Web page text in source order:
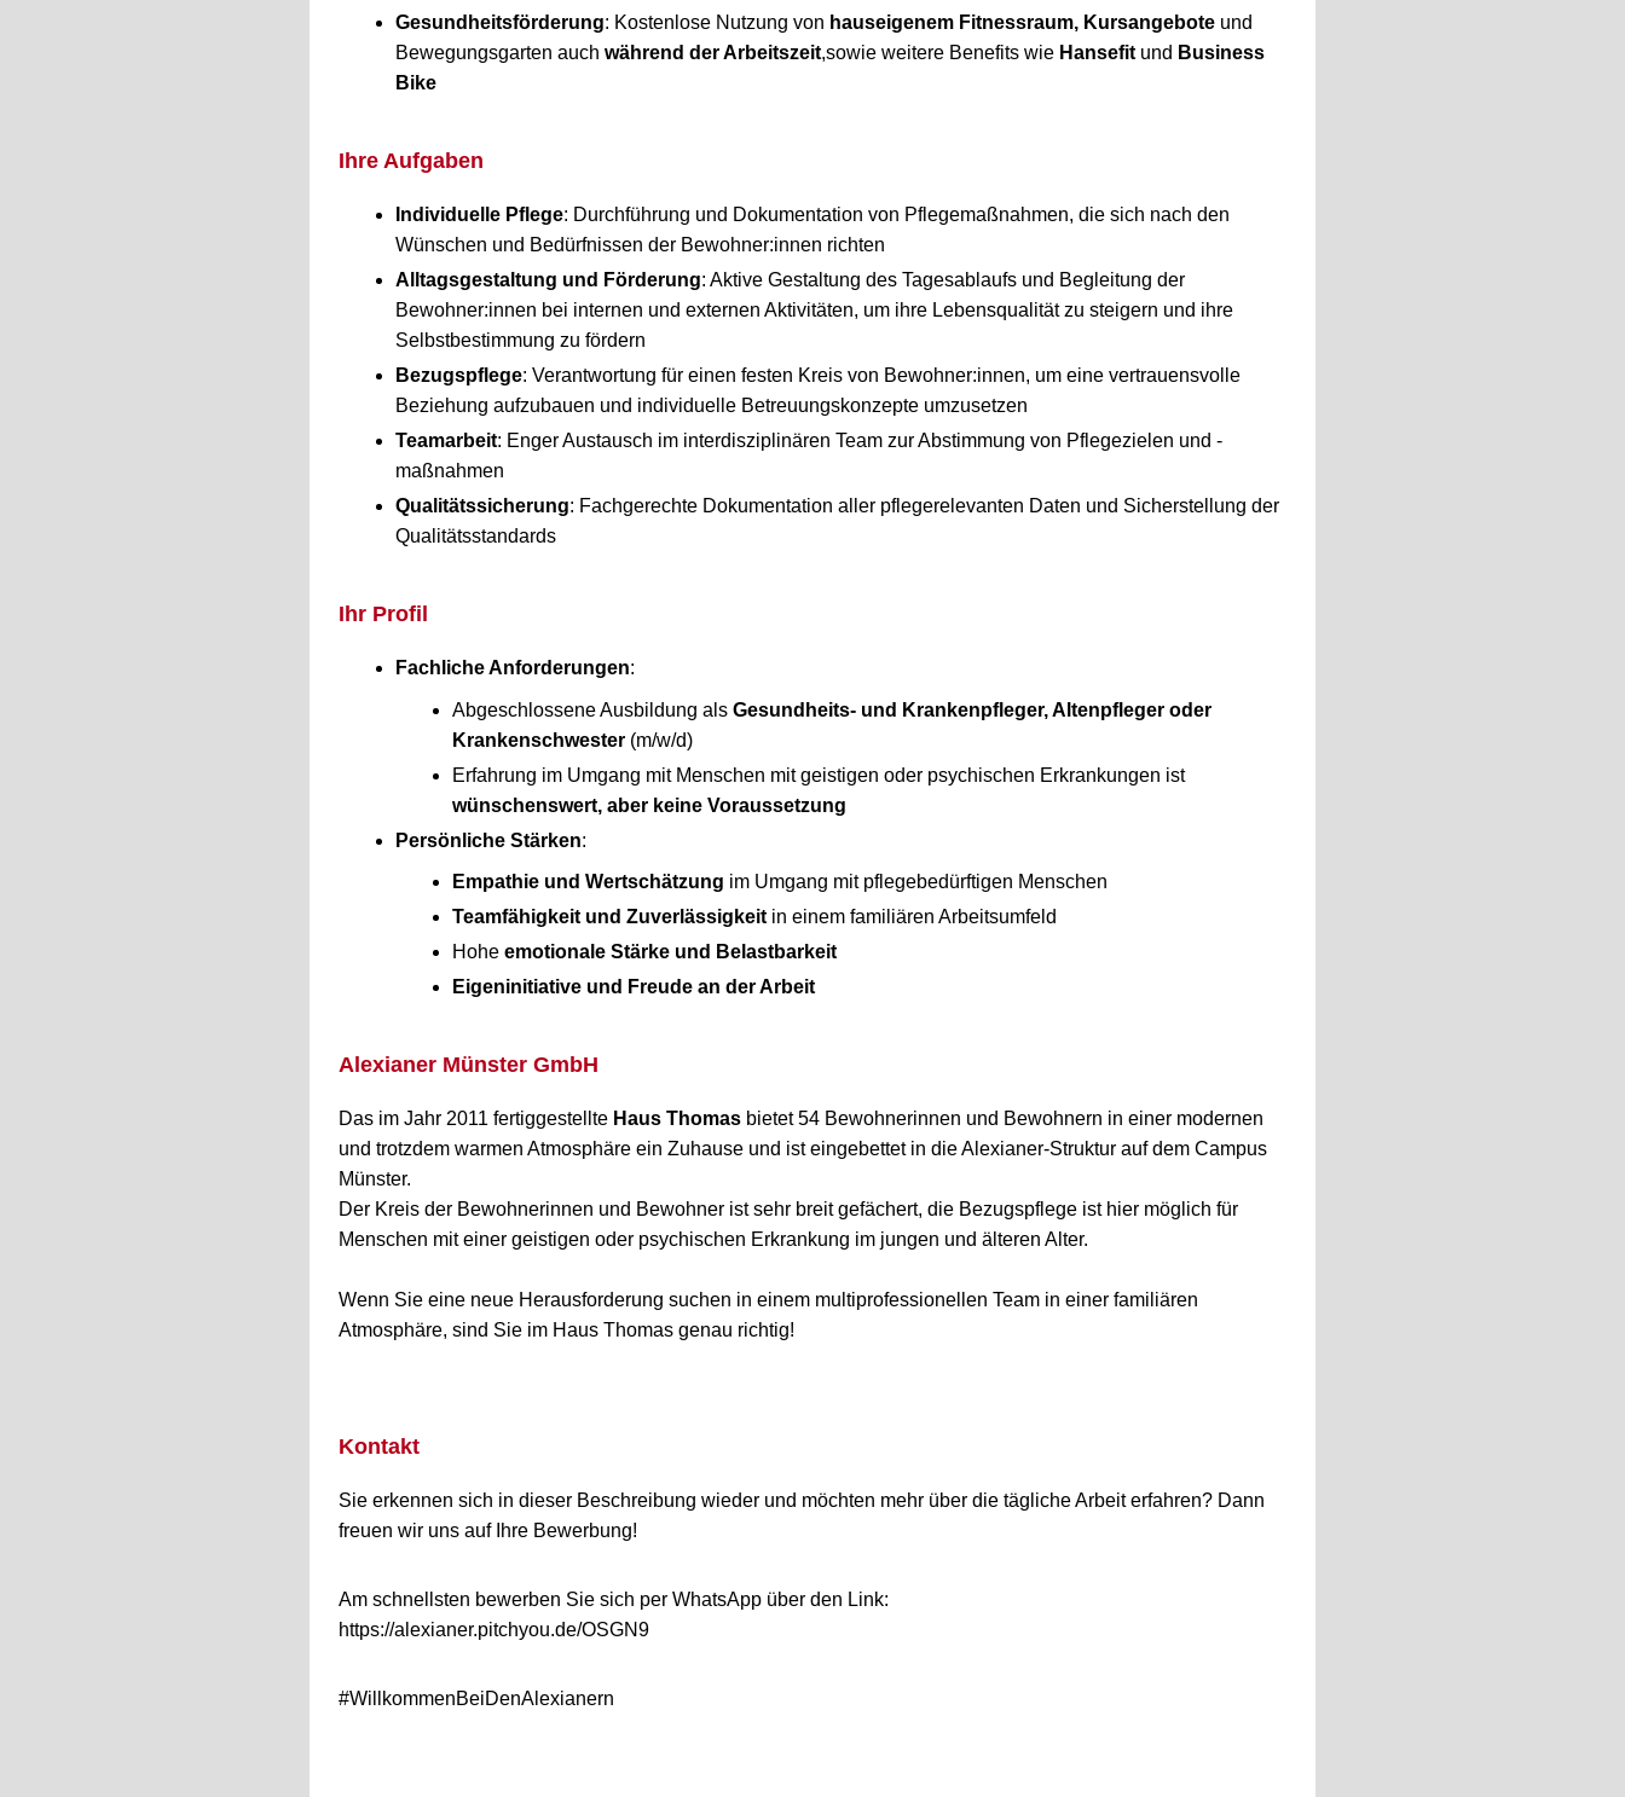
Gesundheitsförderung: Kostenlose Nutzung von hauseigenem Fitnessraum, Kursangebote und
Bewegungsgarten auch während der Arbeitszeit,sowie weitere Benefits wie Hansefit und Business
Bike
Ihre Aufgaben
Individuelle Pflege: Durchführung und Dokumentation von Pflegemaßnahmen, die sich nach den
Wünschen und Bedürfnissen der Bewohner:innen richten
Alltagsgestaltung und Förderung: Aktive Gestaltung des Tagesablaufs und Begleitung der
Bewohner:innen bei internen und externen Aktivitäten, um ihre Lebensqualität zu steigern und ihre
Selbstbestimmung zu fördern
Bezugspflege: Verantwortung für einen festen Kreis von Bewohner:innen, um eine vertrauensvolle
Beziehung aufzubauen und individuelle Betreuungskonzepte umzusetzen
Teamarbeit: Enger Austausch im interdisziplinären Team zur Abstimmung von Pflegezielen und -
maßnahmen
Qualitätssicherung: Fachgerechte Dokumentation aller pflegerelevanten Daten und Sicherstellung der
Qualitätsstandards
Ihr Profil
Fachliche Anforderungen:
Abgeschlossene Ausbildung als Gesundheits- und Krankenpfleger, Altenpfleger oder
Krankenschwester (m/w/d)
Erfahrung im Umgang mit Menschen mit geistigen oder psychischen Erkrankungen ist
wünschenswert, aber keine Voraussetzung
Persönliche Stärken:
Empathie und Wertschätzung im Umgang mit pflegebedürftigen Menschen
Teamfähigkeit und Zuverlässigkeit in einem familiären Arbeitsumfeld
Hohe emotionale Stärke und Belastbarkeit
Eigeninitiative und Freude an der Arbeit
Alexianer Münster GmbH
Das im Jahr 2011 fertiggestellte Haus Thomas bietet 54 Bewohnerinnen und Bewohnern in einer modernen
und trotzdem warmen Atmosphäre ein Zuhause und ist eingebettet in die Alexianer-​Struktur auf dem Campus
Münster.
Der Kreis der Bewohnerinnen und Bewohner ist sehr breit gefächert, die Bezugspflege ist hier möglich für
Menschen mit einer geistigen oder psychischen Erkrankung im jungen und älteren Alter.
Wenn Sie eine neue Herausforderung suchen in einem multiprofessionellen Team in einer familiären
Atmosphäre, sind Sie im Haus Thomas genau richtig!
Kontakt
Sie erkennen sich in dieser Beschreibung wieder und möchten mehr über die tägliche Arbeit erfahren? Dann
freuen wir uns auf Ihre Bewerbung!
Am schnellsten bewerben Sie sich per WhatsApp über den Link:
https://alexianer.pitchyou.de/OSGN9
#WillkommenBeiDenAlexianern